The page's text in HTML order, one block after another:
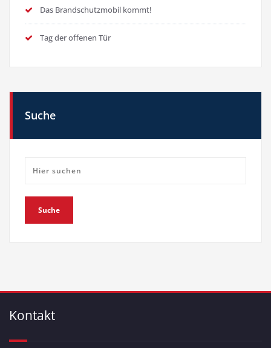
Das Brandschutzmobil kommt!
Tag der offenen Tür
Suche
Kontakt